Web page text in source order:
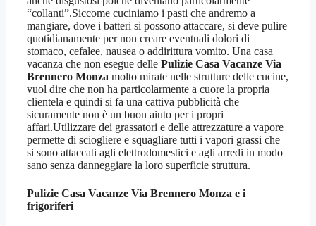
“collanti”.Siccome cuciniamo i pasti che andremo a
mangiare, dove i batteri si possono attaccare, si deve pulire
quotidianamente per non creare eventuali dolori di
stomaco, cefalee, nausea o addirittura vomito. Una casa
vacanza che non esegue delle Pulizie Casa Vacanze Via
Brennero Monza molto mirate nelle strutture delle cucine,
vuol dire che non ha particolarmente a cuore la propria
clientela e quindi si fa una cattiva pubblicità che
sicuramente non è un buon aiuto per i propri
affari.Utilizzare dei grassatori e delle attrezzature a vapore
permette di sciogliere e squagliare tutti i vapori grassi che
si sono attaccati agli elettrodomestici e agli arredi in modo
sano senza danneggiare la loro superficie struttura.
Pulizie Casa Vacanze Via Brennero Monza e i
frigoriferi